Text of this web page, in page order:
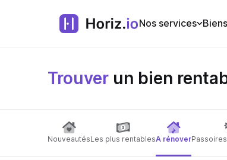
Nos services
Trouver un bien
NouveautésLes plus rentablesA rénover